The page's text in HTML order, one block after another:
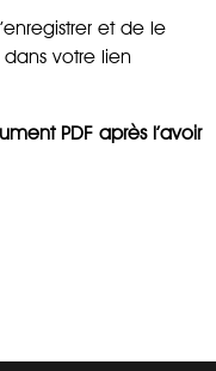
et de le
votre lien
PDF après l’avoir